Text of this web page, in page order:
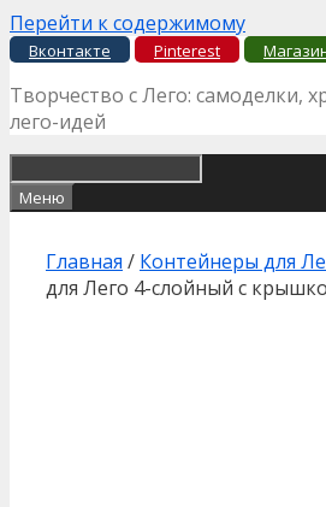
Перейти к содержимому
Вконтакте Pinterest
Творчество с Лего: самоделки,
лего-идей
Меню
Главная / Контейнеры для
для Лего 4-слойный c